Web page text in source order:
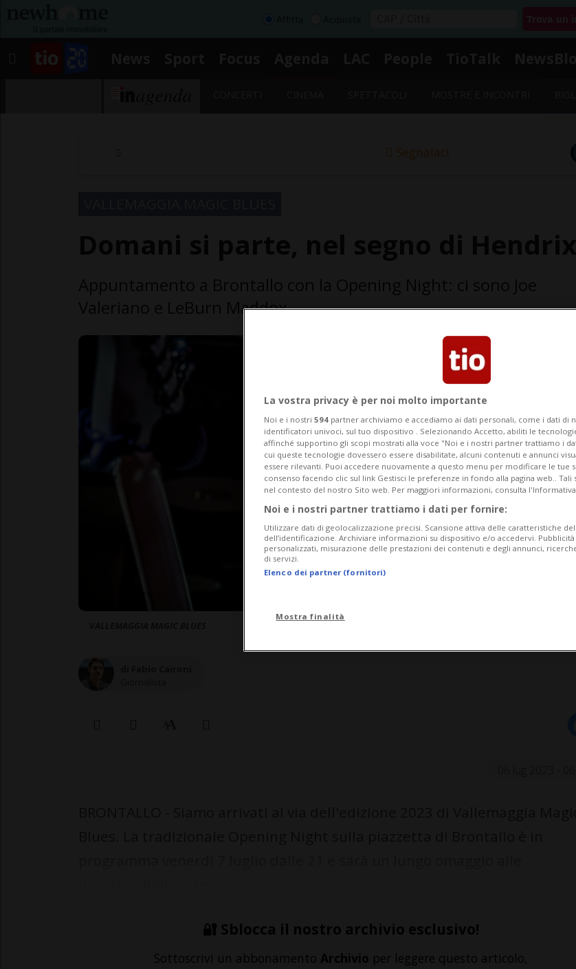
Segnalaci
Valeriano e LeBurn Maddox
🔐 Sblocca il nostro archivio esclusivo!
Sottoscrivi un abbonamento Archivio per leggere questo articolo,
La vostra privacy è per noi molto importante
Noi e i nostri 594 partner archiviamo e accediamo ai dati personali, come i dati di
identificatori univoci, sul tuo dispositivo . Selezionando Accetto, abiliti le
affinché supportino gli scopi mostrati alla voce "Noi e i nostri partner trattiamo i
cui queste tecnologie dovessero essere disabilitate, alcuni contenuti e annunci
essere rilevanti. Puoi accedere nuovamente a questo menu per modificare le tue
consenso facendo clic sul link Gestisci le preferenze in fondo alla pagina web..
nel contesto del nostro Sito web. Per maggiori informazioni, consulta l'Informativa
Noi e i nostri partner trattiamo i dati per fornire:
Utilizzare dati di geolocalizzazione precisi. Scansione attiva delle caratteristiche
dell’identificazione. Archiviare informazioni su dispositivo e/o accedervi.
personalizzati, misurazione delle prestazioni dei contenuti e degli annunci,
di servizi.
Elenco dei partner (fornitori)
Mostra finalità